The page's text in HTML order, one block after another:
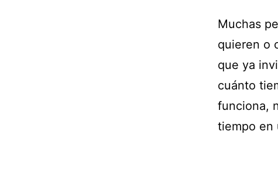
Muchas
quieren o
que ya
cuánto
funciona,
tiempo en